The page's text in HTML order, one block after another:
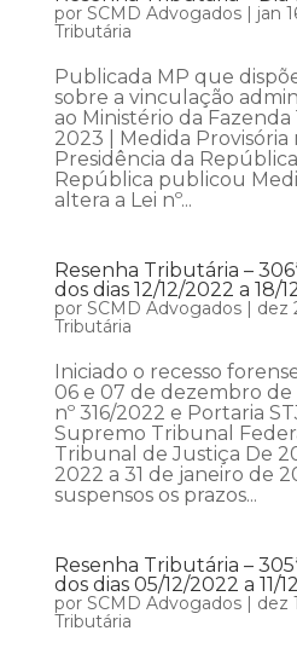
por SCMD Advogados| jan
Tributária
Publicada MP que
sobre a vinculação
ao Ministério da Fazenda
2023 | Medida Provisória
Presidência da
República publicou
altera a Lei nº...
Resenha Tributária –
dos dias 12/12/2022 a 18/
por SCMD Advogados| dez
Tributária
Iniciado o recesso
06 e 07 de dezembro de
nº 316/2022 e Portaria
Supremo Tribunal
Tribunal de Justiça De
2022 a 31 de janeiro de
suspensos os prazos...
Resenha Tributária –
dos dias 05/12/2022 a 11/
por SCMD Advogados| dez
Tributária